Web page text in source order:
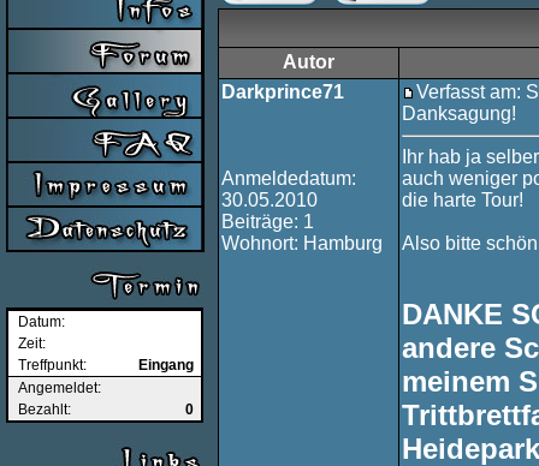
Datum:
Zeit:
Treffpunkt:
Eingang
Angemeldet:
Bezahlt:
0
Autor
Darkprince71
Anmeldedatum:
30.05.2010
Beiträge: 1
Wohnort: Hamburg
Verfasst am:
Danksagung!
Ihr hab ja
auch weniger
die harte Tour!
Also bitte
DANKE
andere
meinem